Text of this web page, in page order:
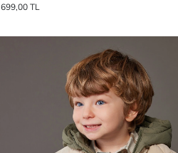
699,00 TL